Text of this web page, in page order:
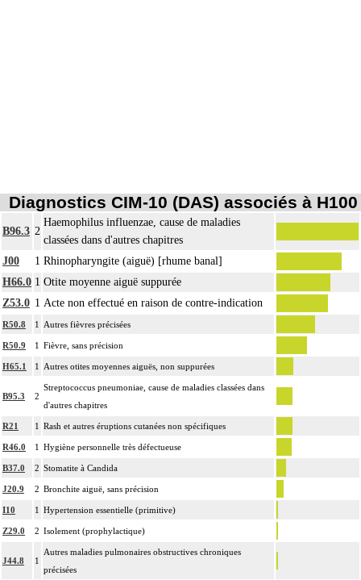
Diagnostics CIM-10 (DAS) associés à H100
B96.3 2
Haemophilus influenzae, cause de maladies
classées dans d'autres chapitres
J00
1 Rhinopharyngite (aiguë) [rhume banal]
H66.0 1 Otite moyenne aiguë suppurée
Z53.0 1 Acte non effectué en raison de contre-indication
R50.8 1 Autres fièvres précisées
R50.9 1 Fièvre, sans précision
H65.1 1 Autres otites moyennes aiguës, non suppurées
B95.3 2
Streptococcus pneumoniae, cause de maladies classées dans
d'autres chapitres
R21 1 Rash et autres éruptions cutanées non spécifiques
R46.0 1 Hygiène personnelle très défectueuse
B37.0 2 Stomatite à Candida
J20.9 2 Bronchite aiguë, sans précision
I10 1 Hypertension essentielle (primitive)
Z29.0 2 Isolement (prophylactique)
J44.8 1
Autres maladies pulmonaires obstructives chroniques
précisées